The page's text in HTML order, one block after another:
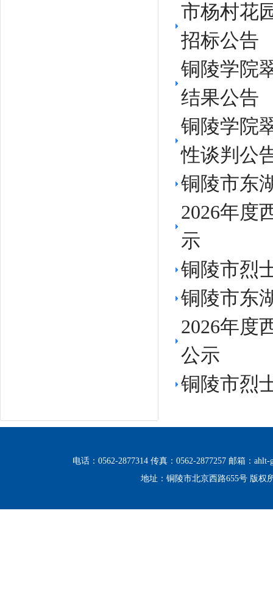
市杨村花
招标公告
铜陵学院
结果公告
铜陵学院
性谈判公
铜陵市东
2026年度
示
铜陵市烈
铜陵市东
2026年度
公示
铜陵市烈
电话：0562-2877314 传真：0562-2877257 邮箱：
地址：铜陵市北京西路655号 版权